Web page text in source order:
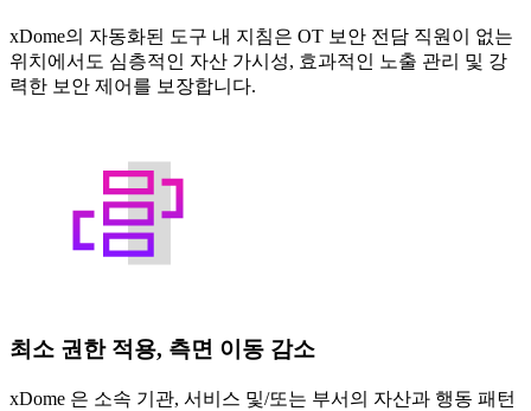
xDome의 자동화된 도구 내 지침은 OT 보안 전담 직원이 없는
위치에서도 심층적인 자산 가시성, 효과적인 노출 관리 및 강
력한 보안 제어를 보장합니다.
최소 권한 적용, 측면 이동 감소
xDome 은 소속 기관, 서비스 및/또는 부서의 자산과 행동 패턴